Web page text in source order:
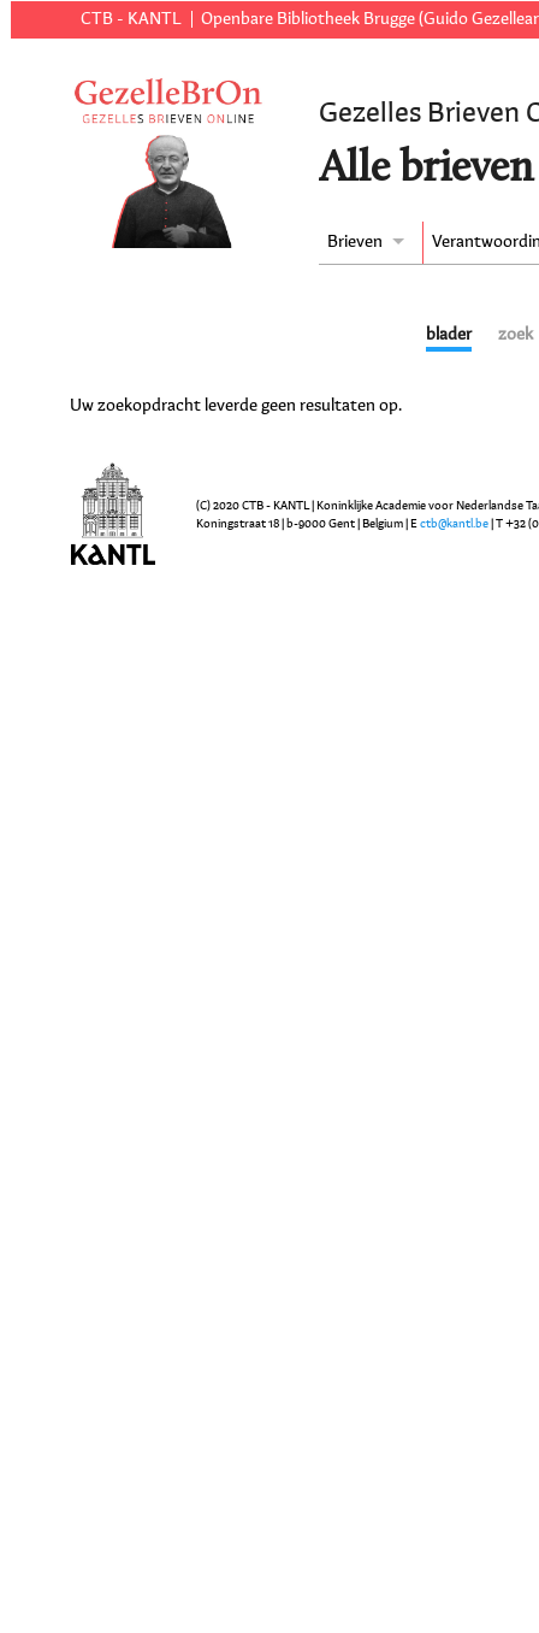
CTB - KANTL Openbare Bibliotheek Brugge (Guido
Gezelles Brieven
Alle brieven
Brieven
blader zoek
Uw zoekopdracht leverde geen resultaten op.
(C) 2020 CTB - KANTL | Koninklijke Academie voor Nederlandse
Koningstraat 18 | b-9000 Gent | Belgium | E ctb@kantl.be | T +32